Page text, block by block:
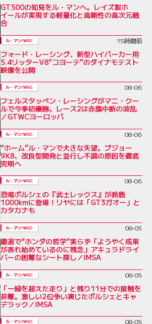
GT500の知見をル・マンへ。レイズ製ホ
イールが実現する軽量化と高剛性の高次元融
合
ル・マン/WEC 15時間前
フォード・レーシング、新型ハイパーカー用
5.4リッターV8“コヨーテ”のダイナモテスト
映像を公開
ル・マン/WEC 08-06
フェルスタッペン・レーシングがマニ・クー
ルで今季初優勝。レース2は赤旗中断の波乱
／GTWCヨーロッパ
ル・マン/WEC 08-06
“ホーム”ル・マンで大きな失望。プジョー
9X8、改良型開発と並行し不調の原因を徹底
究明へ
ル・マン/WEC 08-06
恐竜ポルシェの『武士レックス』が鈴鹿
1000kmに登場！リヤには「GT3ガオー」と
カタカナも
ル・マン/WEC 08-05
撤退で“ホンダの哲学”実らず「ようやく成果
が表れ始めているのに残念」アキュラドライ
バーの困難なシート探し／IMSA
ル・マン/WEC 08-05
「一線を超えた走り」と残り11分での接触を
非難。激しい2位争い演じたポルシェとキャ
デラック／IMSA
ル・マン/WEC 08-05